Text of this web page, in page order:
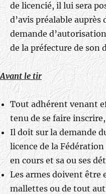
de licencié, il lui sera
d’avis préalable auprès
demande
de la préfecture de son
Avant le tir
Tout adhérent venant
tenu de se faire
Il doit sur la demande
licence de la
en cours et sa ou ses
Les armes doivent être
mallettes ou de tout